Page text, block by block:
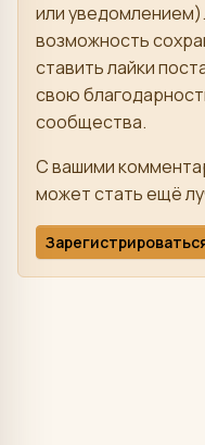
или
возможность
ставить лайки
свою
сообщества.
С вашими
может стать ещё